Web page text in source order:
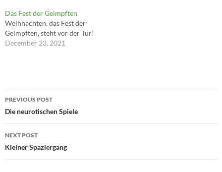
Das Fest der Geimpften
Weihnachten, das Fest der
Geimpften, steht vor der Tür!
December 23, 2021
Post
navigation
PREVIOUS POST
Die neurotischen Spiele
NEXT POST
Kleiner Spaziergang